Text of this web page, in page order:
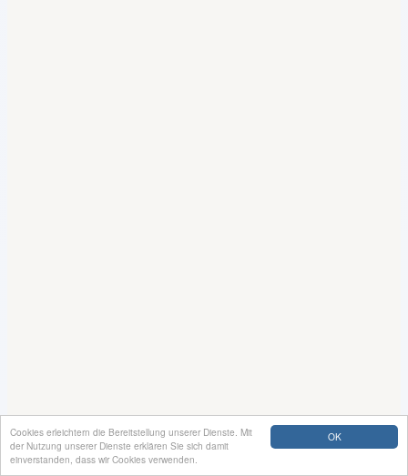
OK
Cookies erleichtern die Bereitstellung unserer Dienste. Mit
der Nutzung unserer Dienste erklären Sie sich damit
einverstanden, dass wir Cookies verwenden.